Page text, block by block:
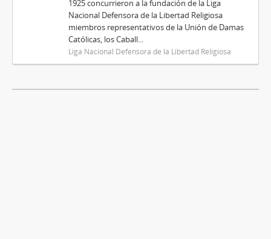
1925 concurrieron a la fundación de la Liga
Nacional Defensora de la Libertad Religiosa
miembros representativos de la Unión de Damas
Católicas, los Caball...
Liga Nacional Defensora de la Libertad Religiosa